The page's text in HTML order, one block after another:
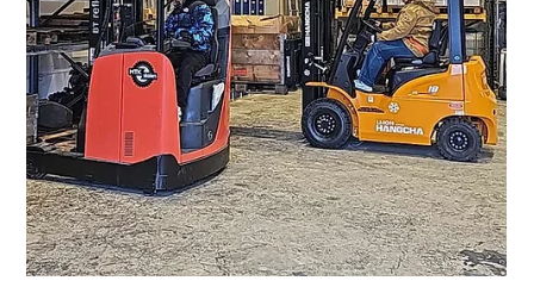
er verdt å vurdere, og hvordan de kan bidra til din utvikling. Kurs
og opplæring hos MTK – hva kan du forvente? MTK Skolen tilbyr
kurs som dekker viktige områ